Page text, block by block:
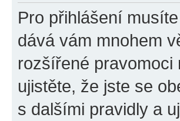
Pro přihlášení
dává vám mnohem
rozšířené
ujistěte, že jste se
s dalšími pravidly a